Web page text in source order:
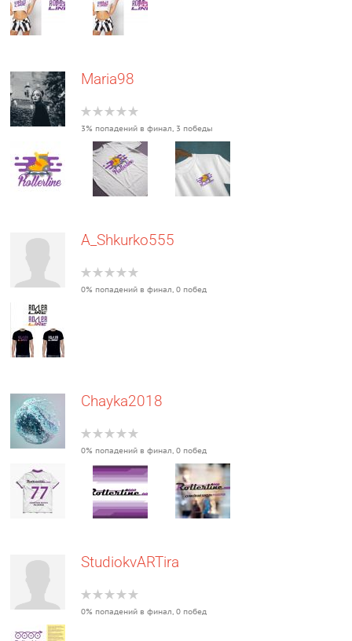
Maria98
3% попадений в финал, 3 победы
A_Shkurko555
0% попадений в финал, 0 побед
Chayka2018
0% попадений в финал, 0 побед
StudiokvARTira
0% попадений в финал, 0 побед